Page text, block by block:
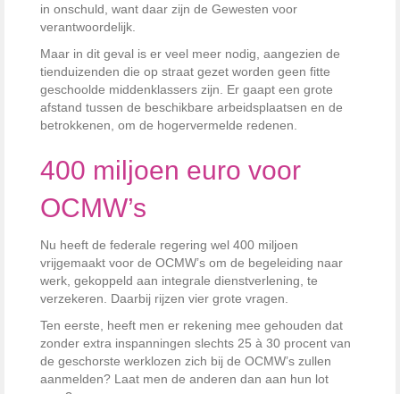
in onschuld, want daar zijn de Gewesten voor
verantwoordelijk.
Maar in dit geval is er veel meer nodig, aangezien de
tienduizenden die op straat gezet worden geen fitte
geschoolde middenklassers zijn. Er gaapt een grote
afstand tussen de beschikbare arbeidsplaatsen en de
betrokkenen, om de hogervermelde redenen.
400 miljoen euro voor
OCMW’s
Nu heeft de federale regering wel 400 miljoen
vrijgemaakt voor de OCMW’s om de begeleiding naar
werk, gekoppeld aan integrale dienstverlening, te
verzekeren. Daarbij rijzen vier grote vragen.
Ten eerste, heeft men er rekening mee gehouden dat
zonder extra inspanningen slechts 25 à 30 procent van
de geschorste werklozen zich bij de OCMW’s zullen
aanmelden? Laat men de anderen dan aan hun lot